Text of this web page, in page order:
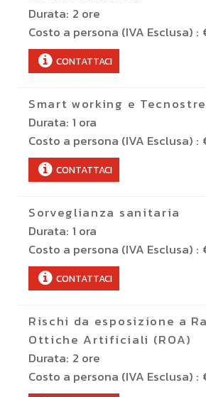
Durata: 2 ore
Costo a persona (IVA Esclusa) :
CONTATTACI
Smart working e
Durata: 1 ora
Costo a persona (IVA Esclusa) :
CONTATTACI
Sorveglianza sanitaria
Durata: 1 ora
Costo a persona (IVA Esclusa) :
CONTATTACI
Rischi da esposizione a
Ottiche Artificiali (ROA)
Durata: 2 ore
Costo a persona (IVA Esclusa) :